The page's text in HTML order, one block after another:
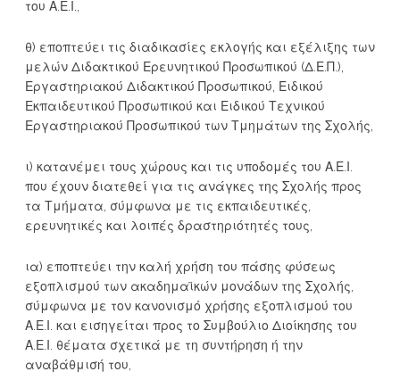
του Α.Ε.Ι.,
θ) εποπτεύει τις διαδικασίες εκλογής και εξέλιξης των
μελών Διδακτικού Ερευνητικού Προσωπικού (Δ.Ε.Π.),
Εργαστηριακού Διδακτικού Προσωπικού, Ειδικού
Εκπαιδευτικού Προσωπικού και Ειδικού Τεχνικού
Εργαστηριακού Προσωπικού των Τμημάτων της Σχολής,
ι) κατανέμει τους χώρους και τις υποδομές του Α.Ε.Ι.
που έχουν διατεθεί για τις ανάγκες της Σχολής προς
τα Τμήματα, σύμφωνα με τις εκπαιδευτικές,
ερευνητικές και λοιπές δραστηριότητές τους,
ια) εποπτεύει την καλή χρήση του πάσης φύσεως
εξοπλισμού των ακαδημαϊκών μονάδων της Σχολής,
σύμφωνα με τον κανονισμό χρήσης εξοπλισμού του
Α.Ε.Ι. και εισηγείται προς το Συμβούλιο Διοίκησης του
Α.Ε.Ι. θέματα σχετικά με τη συντήρηση ή την
αναβάθμισή του,